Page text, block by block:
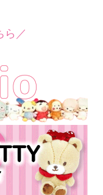
ら／